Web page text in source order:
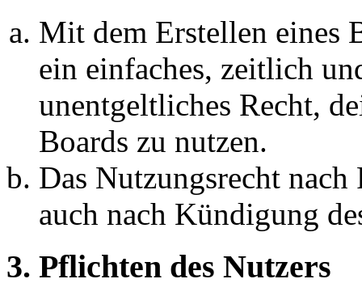
Mit dem Erstellen eines
ein einfaches, zeitlich
unentgeltliches Recht,
Boards zu nutzen.
Das Nutzungsrecht
auch nach Kündigung
3. Pflichten des Nutzers